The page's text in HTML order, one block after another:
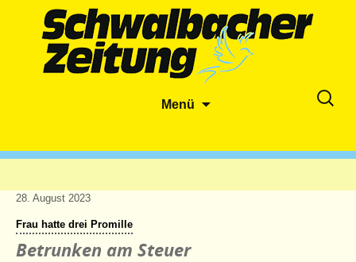
Menü
Suche
28. August 2023
Frau hatte drei Promille
Betrunken am Steuer